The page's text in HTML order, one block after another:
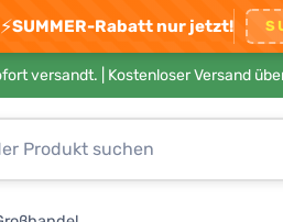
⚡SUMMER-Rabatt nur jetzt!
versandt. | Kostenloser Versand